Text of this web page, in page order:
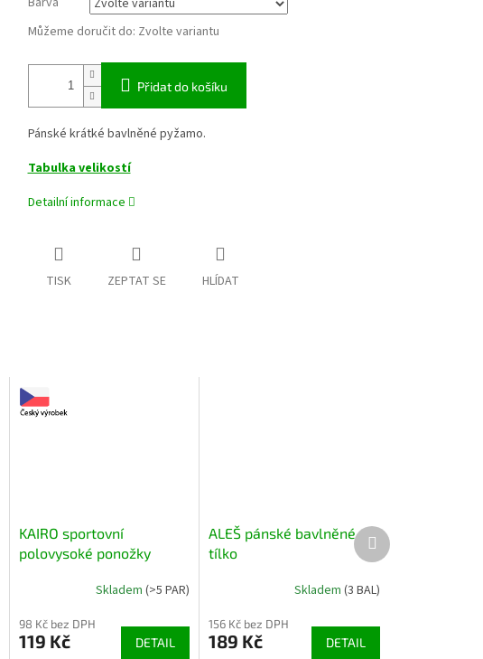
Můžeme doručit do: Zvolte variantu
Přidat do košíku
Pánské krátké bavlněné pyžamo.
Tabulka velikostí
Detailní informace
TISK ZEPTAT SE HLÍDAT
KAIRO sportovní
polovysoké ponožky
Skladem(>5 PAR)
98 Kč bez DPH
119 Kč DETAIL
ALEŠ pánské bavlněné
tílko
Skladem (3 BAL)
156 Kč bez DPH
189 Kč DETAIL
Další
produkt